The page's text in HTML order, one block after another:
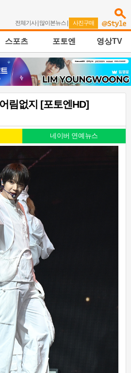
전체기사| 많이본뉴스 | 사진구매
스포츠 포토엔 영상TV
림없지 [포토엔HD]
네이버 연예뉴스